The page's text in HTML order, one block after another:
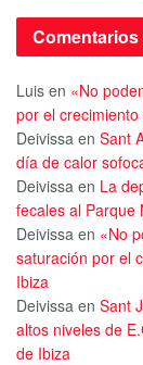
Luis en «No
por el
Deivissa en Sant
día de calor
Deivissa en La
fecales al Parque
Deivissa en «No
saturación por el
Ibiza
Deivissa en Sant
altos niveles de
de Ibiza